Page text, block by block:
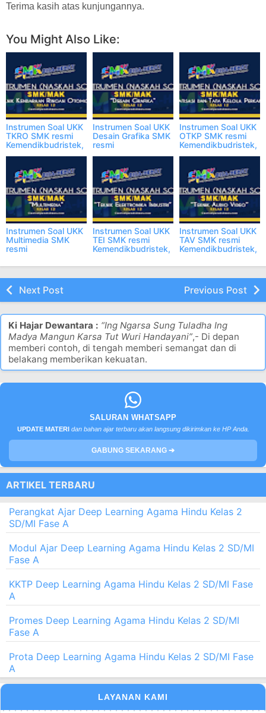
Terima kasih atas kunjungannya.
You Might Also Like:
Instrumen Soal UKK
TKRO SMK resmi
Kemendikbudristek,
Instrumen Soal UKK
Desain Grafika SMK
resmi
Instrumen Soal UKK
OTKP SMK resmi
Kemendikbudristek,
Instrumen Soal UKK
Multimedia SMK
resmi
Update
Instrumen Soal UKK
TEI SMK resmi
Kemendikbudristek,
Instrumen Soal UKK
TAV SMK resmi
Kemendikbudristek,
Next Post Previous Post
Ki Hajar Dewantara : “Ing Ngarsa Sung Tuladha Ing
Madya Mangun Karsa Tut Wuri Handayani”,- Di depan
memberi contoh, di tengah memberi semangat dan di
belakang memberikan kekuatan.
SALURAN WHATSAPP
UPDATE MATERI dan bahan ajar terbaru akan langsung dikirimkan ke HP Anda.
GABUNG SEKARANG ➔
ARTIKEL TERBARU
Perangkat Ajar Deep Learning Agama Hindu Kelas 2
SD/MI Fase A
Modul Ajar Deep Learning Agama Hindu Kelas 2 SD/MI
Fase A
KKTP Deep Learning Agama Hindu Kelas 2 SD/MI Fase
A
Promes Deep Learning Agama Hindu Kelas 2 SD/MI
Fase A
Prota Deep Learning Agama Hindu Kelas 2 SD/MI Fase
A
LAYANAN KAMI